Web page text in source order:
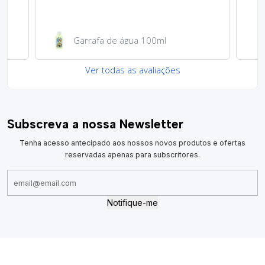
Garrafa de água 100ml
Ver todas as avaliações
Subscreva a nossa Newsletter
Tenha acesso antecipado aos nossos novos produtos e ofertas
reservadas apenas para subscritores.
Notifique-me